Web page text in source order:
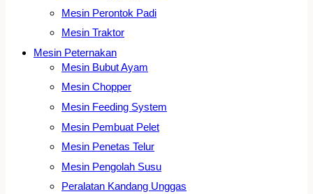
Mesin Perontok Padi
Mesin Traktor
Mesin Peternakan
Mesin Bubut Ayam
Mesin Chopper
Mesin Feeding System
Mesin Pembuat Pelet
Mesin Penetas Telur
Mesin Pengolah Susu
Peralatan Kandang Unggas